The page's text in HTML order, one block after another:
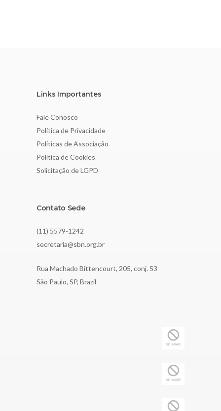
Links Importantes
Fale Conosco
Política de Privacidade
Políticas de Associação
Política de Cookies
Solicitação de LGPD
Contato Sede
(11) 5579-1242
secretaria@sbn.org.br
Rua Machado Bittencourt, 205, conj. 53
São Paulo, SP, Brazil